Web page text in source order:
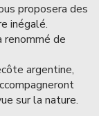
proposera des
inégalé.
de
argentine,
sur la nature.